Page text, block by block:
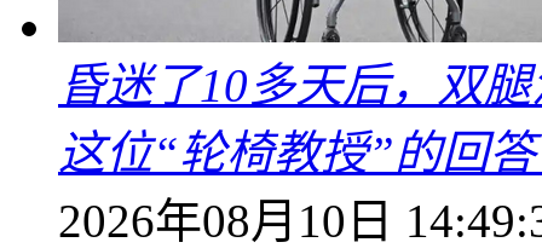
昏迷了10多天后，双
这位“轮椅教授”的回
2026年08月10日